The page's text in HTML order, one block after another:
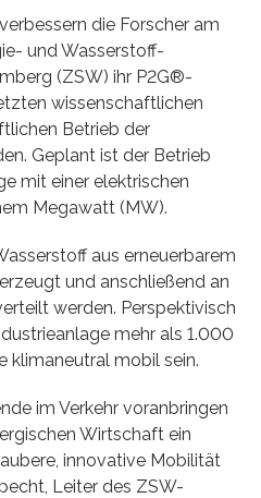
die Forscher am
und Wasserstoff-
(ZSW) ihr P2G®-
wissenschaftlichen
Betrieb der
Geplant ist der Betrieb
mit einer elektrischen
Megawatt (MW).
aus erneuerbarem
und anschließend an
werden. Perspektivisch
mehr als 1.000
klimaneutral mobil sein.
im Verkehr voranbringen
Wirtschaft ein
innovative Mobilität
Leiter des ZSW-